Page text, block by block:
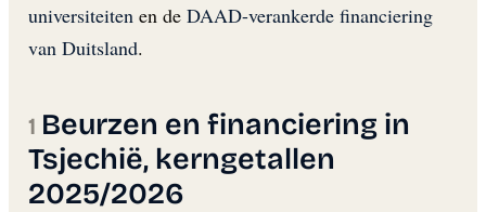
universiteiten en de DAAD-verankerde financiering
van Duitsland.
Beurzen en financiering in
Tsjechië, kerngetallen
2025/2026